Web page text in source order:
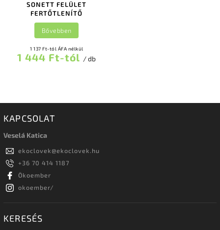
SONETT FELÜLET
FERTŐTLENÍTŐ
1 137 Ft-tól ÁFA nélkül
1 444 Ft-tól / db
Bővebben
KAPCSOLAT
Veselá Katica
ekoclovek@ekoclovek.hu
+36 70 414 1187
Ökoember
okoember/
KERESÉS